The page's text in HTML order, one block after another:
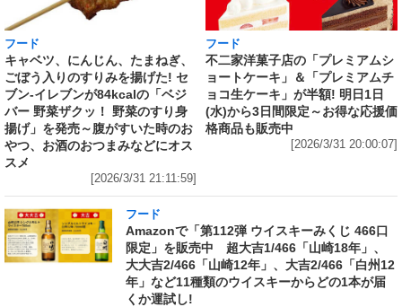
フード
キャベツ、にんじん、たまねぎ、
ごぼう入りのすりみを揚げた! セ
ブン‐イレブンが84kcalの「ベジ
バー 野菜ザクッ！ 野菜のすり身
揚げ」を発売～腹がすいた時のお
やつ、お酒のおつまみなどにオス
スメ
[2026/3/31 21:11:59]
フード
不二家洋菓子店の「プレミアムシ
ョートケーキ」＆「プレミアムチ
ョコ生ケーキ」が半額! 明日1日
(水)から3日間限定～お得な応援価
格商品も販売中
[2026/3/31 20:00:07]
フード
Amazonで「第112弾 ウイスキーみくじ 466口
限定」を販売中 超大吉1/466「山崎18年」、
大大吉2/466「山崎12年」、大吉2/466「白州12
年」など11種類のウイスキーからどの1本が届
くか運試し!